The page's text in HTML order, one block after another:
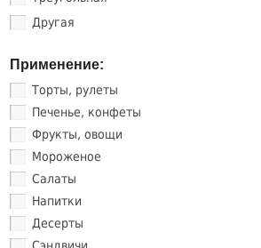
Другая
Применение:
Торты, рулеты
Печенье, конфеты
Фрукты, овощи
Мороженое
Салаты
Напитки
Десерты
Сэндвичи